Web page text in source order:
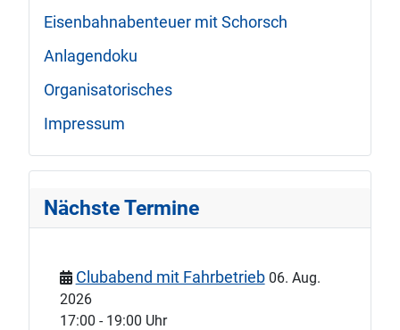
Eisenbahnabenteuer mit Schorsch
Anlagendoku
Organisatorisches
Impressum
Nächste Termine
Clubabend mit Fahrbetrieb 06. Aug.
2026
17:00 - 19:00 Uhr